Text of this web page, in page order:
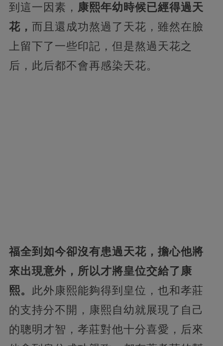
到這一因素， 康熙年幼時候已經得過天
花， 而且還成功熬過了天花，雖然在臉
上留下了一些印記，但是熬過天花之
后，此后都不會再感染天花。
福全到如今卻沒有患過天花，擔心他將
來出現意外，所以才將皇位交給了康
熙。 此外康熙能夠得到皇位，也和孝莊
的支持分不開，康熙自幼就展現了自己
的聰明才智，孝莊對他十分喜愛，后來